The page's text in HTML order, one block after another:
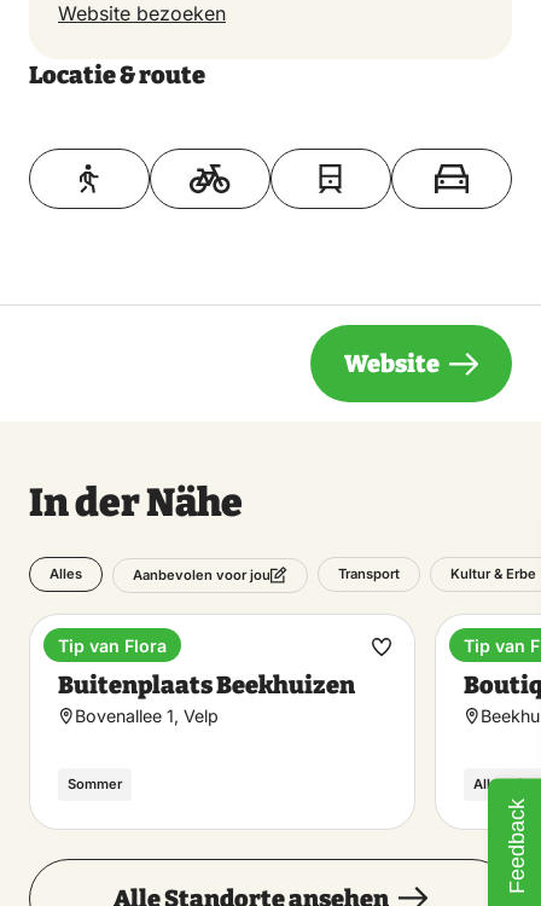
Website bezoeken
Locatie & route
Toon op kaart
Website
In der Nähe
Alles Aanbevolen voor jou Transport Kultur & Erbe
Camping
Buitenplaats Beekhuizen
Bovenallee 1, Velp
Sommer
Tip van Flora
Favorit
Alle
Tip van
Alle Standorte ansehen
Feedback